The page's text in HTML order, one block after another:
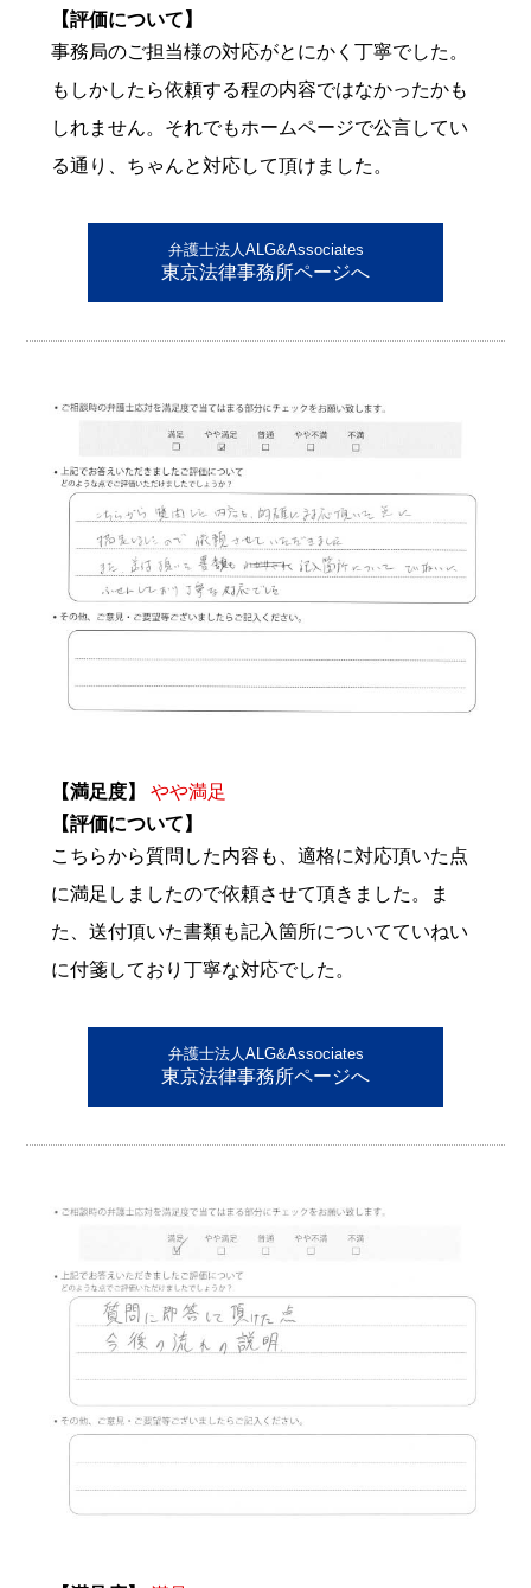
【評価について】
事務局のご担当様の対応がとにかく丁寧でした。
もしかしたら依頼する程の内容ではなかったかも
しれません。それでもホームページで公言してい
る通り、ちゃんと対応して頂けました。
弁護士法人ALG&Associates
東京法律事務所ページへ
【満足度】
やや満足
【評価について】
こちらから質問した内容も、適格に対応頂いた点
に満足しましたので依頼させて頂きました。ま
た、送付頂いた書類も記入箇所についてていねい
に付箋しており丁寧な対応でした。
弁護士法人ALG&Associates
東京法律事務所ページへ